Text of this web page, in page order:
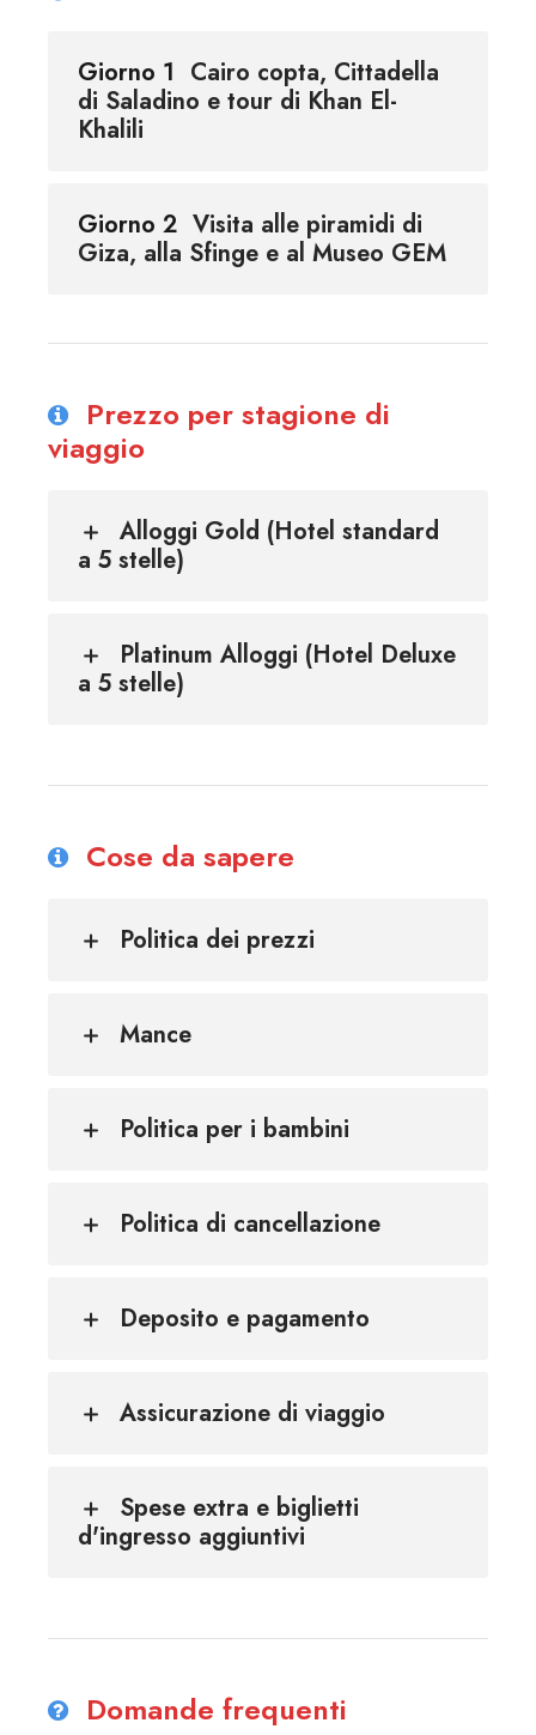
Giorno 1 Cairo copta, Cittadella
di Saladino e tour di Khan El-
Khalili
Giorno 2 Visita alle piramidi di
Giza, alla Sfinge e al Museo GEM
Prezzo per stagione di
viaggio
Alloggi Gold (Hotel standard
a 5 stelle)
Platinum Alloggi (Hotel Deluxe
a 5 stelle)
Cose da sapere
Politica dei prezzi
Mance
Politica per i bambini
Politica di cancellazione
Deposito e pagamento
Assicurazione di viaggio
Spese extra e biglietti
d'ingresso aggiuntivi
Domande frequenti